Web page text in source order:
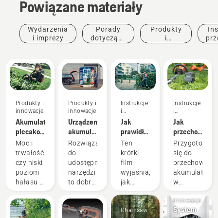
Powiązane materiały
Wydarzenia
i imprezy
Porady
dotyczące
Produkty
i
Produkty i
innowacje
Akumulator
plecakowy:
Rewolucja
w
narzędziach
ręcznych
zasilanych
Moc i
trwałość
czy niski
poziom
hałasu i
Z
naszym
Produkty i
innowacje
Urządzenia
akumulatorowe
do
udostępniania
za
pośrednictwem
cyfrowych
narzędziowych
Rozwiązanie
do
udostępniania
narzędzi
to dobry
odpowiedzialny
sposób
Instrukcje
i
przewodniki
Jak
prawidłowo
skonfigurować
i
zamocować
akumulator
plecakowy
Ten
krótki
film
wyjaśnia,
jak
i
wyregulować
Chainsaw
Instrukcje
i
przewodniki
Jak
akumulator
Husqvarna
w
okresie
zimowym
się do
w
zimowym,
należy
innowacje
System